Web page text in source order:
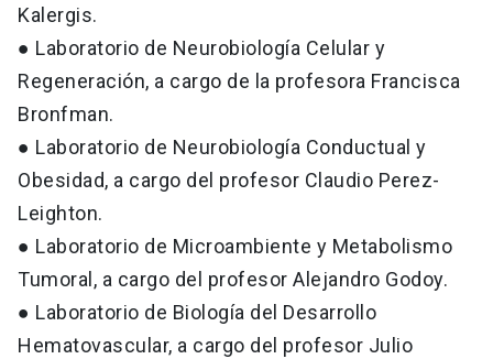
Kalergis.
● Laboratorio de Neurobiología Celular y
Regeneración, a cargo de la profesora Francisca
Bronfman.
● Laboratorio de Neurobiología Conductual y
Obesidad, a cargo del profesor Claudio Perez-
Leighton.
● Laboratorio de Microambiente y Metabolismo
Tumoral, a cargo del profesor Alejandro Godoy.
● Laboratorio de Biología del Desarrollo
Hematovascular, a cargo del profesor Julio